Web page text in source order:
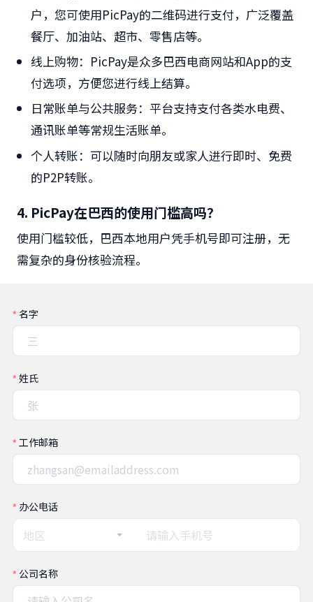
户，您可使用PicPay的二维码进行支付，广泛覆盖
餐厅、加油站、超市、零售店等。
线上购物： PicPay是众多巴西电商网站和App的支
付选项，方便您进行线上结算。
日常账单与公共服务： 平台支持支付各类水电费、
通讯账单等常规生活账单。
个人转账： 可以随时向朋友或家人进行即时、免费
的P2P转账。
4. PicPay在巴西的使用门槛高吗？
使用门槛较低，巴西本地用户凭手机号即可注册，无
需复杂的身份核验流程。
名字
姓氏
工作邮箱
办公电话
地区
公司名称